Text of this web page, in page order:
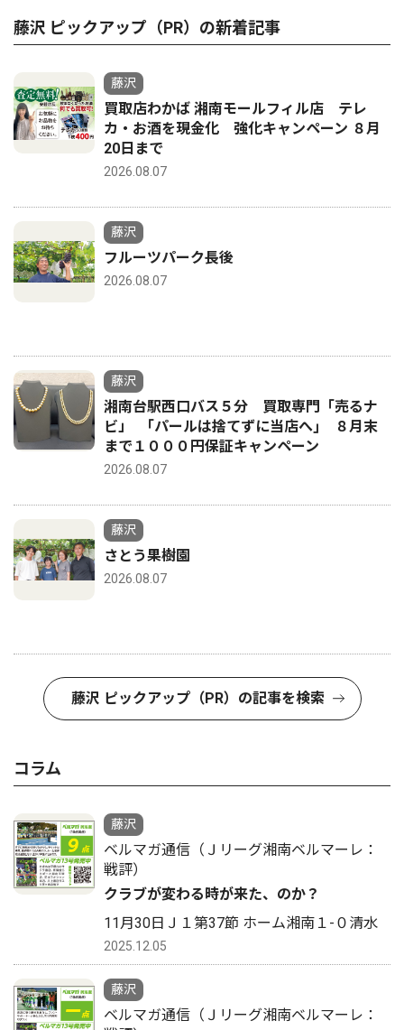
藤沢 ピックアップ（PR）の新着記事
藤沢
買取店わかば 湘南モールフィル店 テレ
カ・お酒を現金化 強化キャンペーン ８月
20日まで
2026.08.07
藤沢
フルーツパーク長後
2026.08.07
藤沢
湘南台駅西口バス５分 買取専門「売るナ
ビ」 ｢パールは捨てずに当店へ｣ ８月末
まで１０００円保証キャンペーン
2026.08.07
藤沢
さとう果樹園
2026.08.07
藤沢 ピックアップ（PR）の記事を検索
コラム
藤沢
ベルマガ通信（Ｊリーグ湘南ベルマーレ：
戦評）
クラブが変わる時が来た、のか？
11月30日Ｊ１第37節 ホーム湘南１-０清水
2025.12.05
藤沢
ベルマガ通信（Ｊリーグ湘南ベルマーレ：